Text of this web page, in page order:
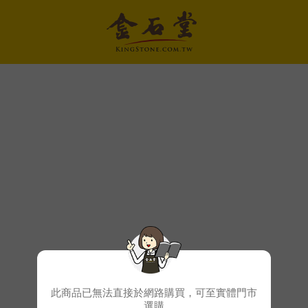
此商品已無法直接於網路購買，可至實體門市
選購